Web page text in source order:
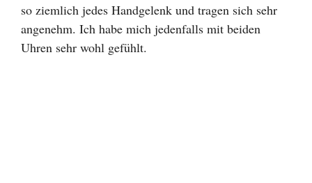
so ziemlich jedes Handgelenk und tragen sich sehr
angenehm. Ich habe mich jedenfalls mit beiden
Uhren sehr wohl gefühlt.